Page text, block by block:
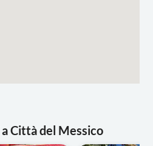
Città del Messico